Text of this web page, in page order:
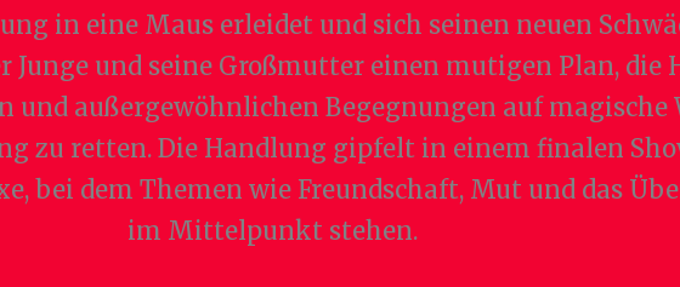
in eine Maus erleidet und sich seinen neuen
Junge und seine Großmutter einen mutigen Plan, die
außergewöhnlichen Begegnungen auf magische
zu retten. Die Handlung gipfelt in einem finalen
bei dem Themen wie Freundschaft, Mut und das
im Mittelpunkt stehen.